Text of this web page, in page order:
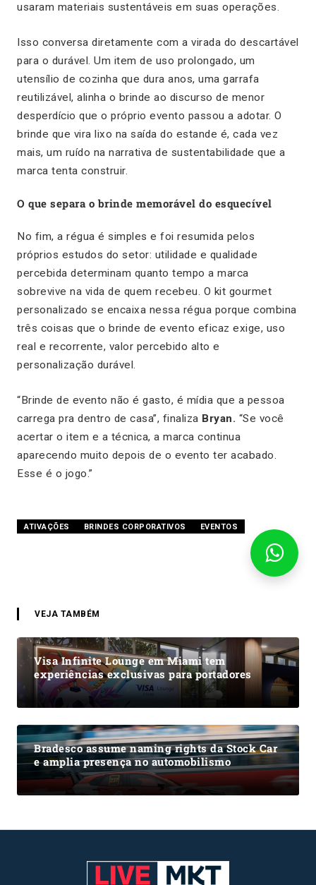
usaram materiais sustentáveis em suas operações.
Isso conversa diretamente com a virada do descartável
para o durável. Um item de uso prolongado, um
utensílio de cozinha que dura anos, uma garrafa
reutilizável, alinha o brinde ao discurso de menor
desperdício que o próprio evento passou a adotar. O
brinde que vira lixo na saída do estande é, cada vez
mais, um ruído na narrativa de sustentabilidade que a
marca tenta construir.
O que separa o brinde memorável do esquecível
No fim, a régua é simples e foi resumida pelos
próprios estudos do setor: utilidade e qualidade
percebida determinam quanto tempo a marca
sobrevive na vida de quem recebeu. O kit gourmet
personalizado se encaixa nessa régua porque combina
três coisas que o brinde de evento eficaz exige, uso
real e recorrente, valor percebido alto e
personalização durável.
“Brinde de evento não é gasto, é mídia que a pessoa
carrega pra dentro de casa”, finaliza Bryan. “Se você
acertar o item e a técnica, a marca continua
aparecendo muito depois de o evento ter acabado.
Esse é o jogo.”
ATIVAÇÕES BRINDES CORPORATIVOS EVENTOS
VEJA TAMBÉM
Visa Infinite Lounge em Miami tem
experiências exclusivas para portadores
Bradesco assume naming rights da Stock Car
e amplia presença no automobilismo